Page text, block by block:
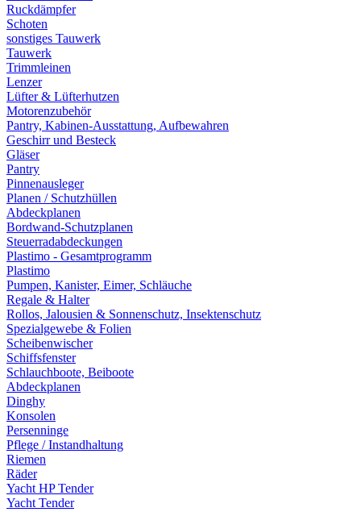
Ruckdämpfer
Schoten
sonstiges Tauwerk
Tauwerk
Trimmleinen
Lenzer
Lüfter & Lüfterhutzen
Motorenzubehör
Pantry, Kabinen-Ausstattung, Aufbewahren
Geschirr und Besteck
Gläser
Pantry
Pinnenausleger
Planen / Schutzhüllen
Abdeckplanen
Bordwand-Schutzplanen
Steuerradabdeckungen
Plastimo - Gesamtprogramm
Plastimo
Pumpen, Kanister, Eimer, Schläuche
Regale & Halter
Rollos, Jalousien & Sonnenschutz, Insektenschutz
Spezialgewebe & Folien
Scheibenwischer
Schiffsfenster
Schlauchboote, Beiboote
Abdeckplanen
Dinghy
Konsolen
Persenninge
Pflege / Instandhaltung
Riemen
Räder
Yacht HP Tender
Yacht Tender